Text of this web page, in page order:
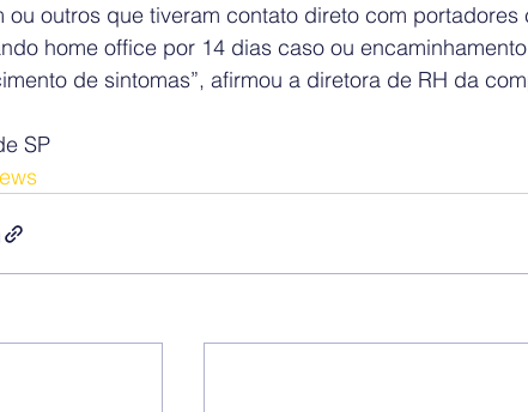
ou outros que tiveram contato direto com
home office por 14 dias caso ou
de sintomas”, afirmou a diretora de RH da
SP